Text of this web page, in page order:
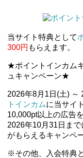
当サイト特典として
300円 もらえます。
★ポイントインカム
ュキャンペーン★
2026年8月1日(土) ～
トインカムに当サイ
10,000pt以上の広告
2026年10月31日まで
がもらえるキャンペ
※その他、入会特典